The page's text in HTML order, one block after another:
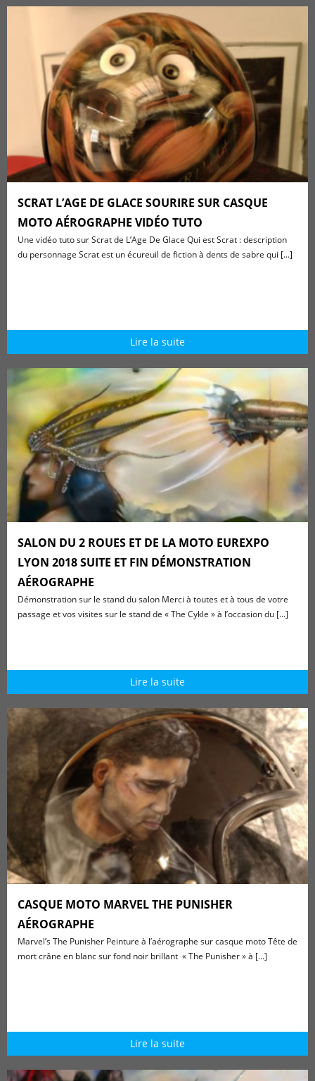
SCRAT L’AGE DE GLACE SOURIRE SUR CASQUE
MOTO AÉROGRAPHE VIDÉO TUTO
Une vidéo tuto sur Scrat de L’Age De Glace Qui est Scrat : description
du personnage Scrat est un écureuil de fiction à dents de sabre qui [...]
Lire la suite
SALON DU 2 ROUES ET DE LA MOTO EUREXPO
LYON 2018 SUITE ET FIN DÉMONSTRATION
AÉROGRAPHE
Démonstration sur le stand du salon Merci à toutes et à tous de votre
passage et vos visites sur le stand de « The Cykle » à l’occasion du [...]
Lire la suite
CASQUE MOTO MARVEL THE PUNISHER
AÉROGRAPHE
Marvel’s The Punisher Peinture à l’aérographe sur casque moto Tête de
mort crâne en blanc sur fond noir brillant « The Punisher » à [...]
Lire la suite